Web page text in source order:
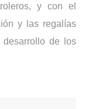
y con el
y las regalías
desarrollo de los